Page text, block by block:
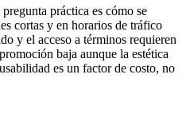
práctica es cómo se
cortas y en horarios de tráfico
y el acceso a términos requieren
baja aunque la estética
es un factor de costo, no